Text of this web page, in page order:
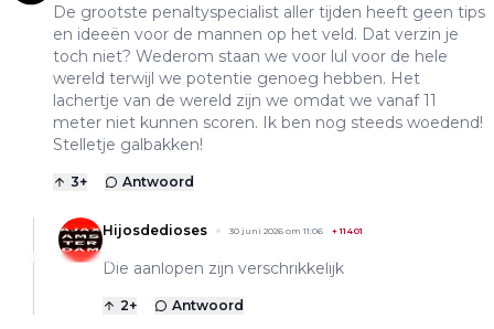
De grootste penaltyspecialist aller tijden heeft geen tips
en ideeën voor de mannen op het veld. Dat verzin je
toch niet? Wederom staan we voor lul voor de hele
wereld terwijl we potentie genoeg hebben. Het
lachertje van de wereld zijn we omdat we vanaf 11
meter niet kunnen scoren. Ik ben nog steeds woedend!
Stelletje galbakken!
3+ Antwoord
Hijosdedioses 30 juni 2026 om 11:06 +11401
Die aanlopen zijn verschrikkelijk
2+ Antwoord